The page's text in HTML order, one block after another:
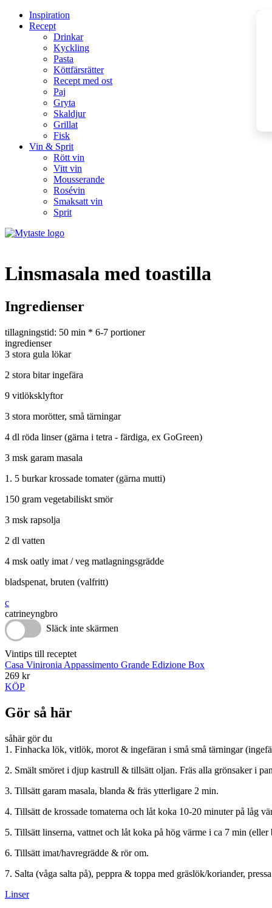
Inspiration
Recept
Drinkar
Kyckling
Pasta
Köttfärsrätter
Recept med ost
Paj
Gryta
Skaldjur
Grillat
Fisk
Vin & Sprit
Rött vin
Vitt vin
Mousserande
Rosévin
Smaksatt vin
Sprit
Linsmasala med toastilla
Ingredienser
tillagningstid: 50 min * 6-7 portioner
ingredienser
3 stora gula lökar
2 stora bitar ingefära
9 vitlöksklyftor
3 stora morötter, små tärningar
4 dl röda linser (gärna i tetra - färdiga, ex GoGreen)
3 msk garam masala
1. 5 burkar krossade tomater (gärna mutti)
150 gram vegetabiliskt smör
3 msk rapsolja
2 dl vatten
4 msk oatly imat / veg matlagningsgrädde
bladspenat, bruten (valfritt)
c
catrineyngbro
Släck inte skärmen
Vintips till receptet
Casa Vinironia Appassimento Grande Edizione Box
269 kr
KÖP
Gör så här
såhär gör du
1. Finhacka lök, vitlök, morot & ingefäran i små små tärningar
2. Smält smöret i djup kastrull & tillsätt oljan. Fräs alla grönsaker i
3. Tillsätt garam masala, blanda & fräs ytterligare 2 min.
4. Tillsätt de krossade tomaterna och låt koka 10-20 minuter på låg
5. Tillsätt linserna, vattnet och låt koka på hög värme i ca 7 min
6. Tillsätt imat/havregrädde & rör om.
7. Salta (våga salta på), peppra & toppa med gräslök/koriander,
Linser